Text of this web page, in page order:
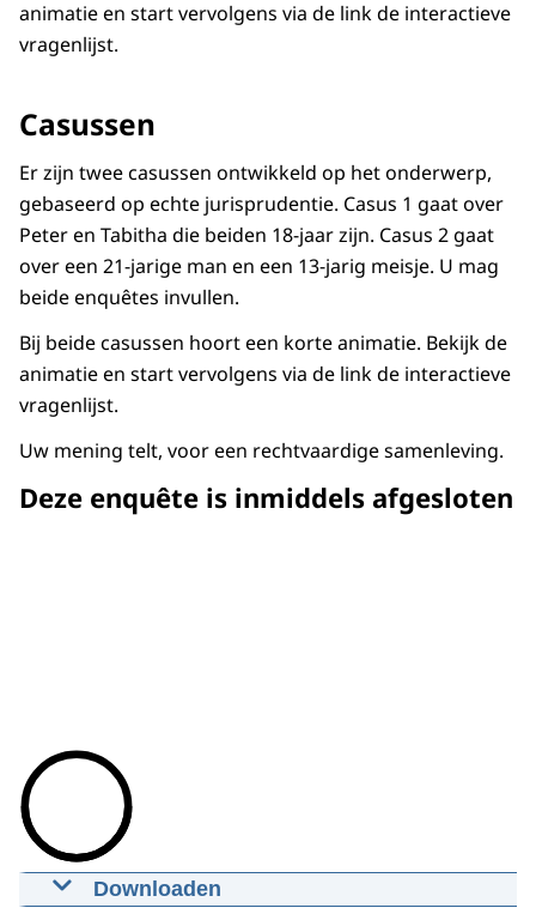
animatie en start vervolgens via de link de interactieve
vragenlijst.
Casussen
Er zijn twee casussen ontwikkeld op het onderwerp,
gebaseerd op echte jurisprudentie. Casus 1 gaat over
Peter en Tabitha die beiden 18-jaar zijn. Casus 2 gaat
over een 21-jarige man en een 13-jarig meisje. U mag
beide enquêtes invullen.
Bij beide casussen hoort een korte animatie. Bekijk de
animatie en start vervolgens via de link de interactieve
vragenlijst.
Uw mening telt, voor een rechtvaardige samenleving.
Deze enquête is inmiddels afgesloten
Downloaden